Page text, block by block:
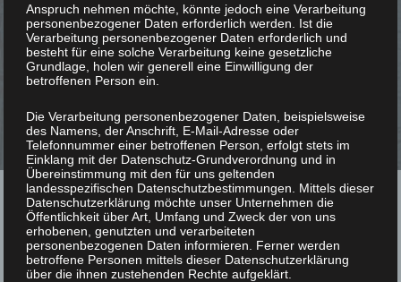
PASSGENAU G
ESCHREINERT
Anspruch nehmen möchte, könnte jedoch eine Verarbeitung
personenbezogener Daten erforderlich werden. Ist die
Verarbeitung personenbezogener Daten erforderlich und
besteht für eine solche Verarbeitung keine gesetzliche
Grundlage, holen wir generell eine Einwilligung der
betroffenen Person ein.
Die Verarbeitung personenbezogener Daten, beispielsweise
des Namens, der Anschrift, E-Mail-Adresse oder
Telefonnummer einer betroffenen Person, erfolgt stets im
Einklang mit der Datenschutz-Grundverordnung und in
Übereinstimmung mit den für uns geltenden
landesspezifischen Datenschutzbestimmungen. Mittels dieser
Datenschutzerklärung möchte unser Unternehmen die
Öffentlichkeit über Art, Umfang und Zweck der von uns
erhobenen, genutzten und verarbeiteten
personenbezogenen Daten informieren. Ferner werden
betroffene Personen mittels dieser Datenschutzerklärung
über die ihnen zustehenden Rechte aufgeklärt.